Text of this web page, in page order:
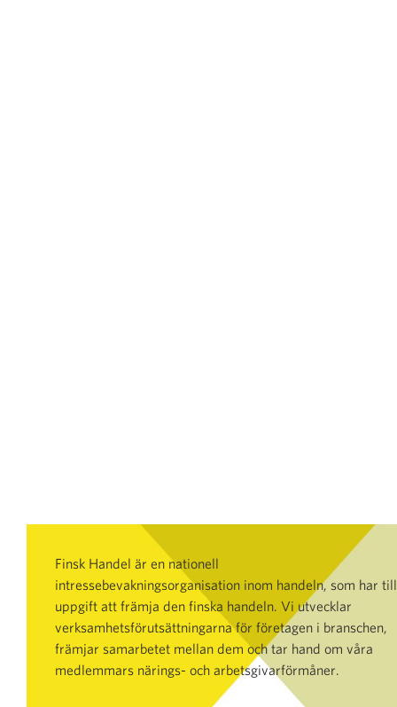
Finsk Handel är en nationell
intressebevakningsorganisation inom handeln, som har till
uppgift att främja den finska handeln. Vi utvecklar
verksamhetsförutsättningarna för företagen i branschen,
främjar samarbetet mellan dem och tar hand om våra
medlemmars närings- och arbetsgivarförmåner.